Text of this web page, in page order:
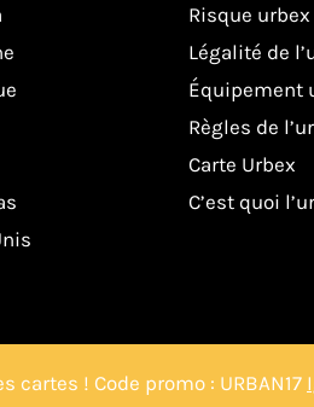
cartes ! Code promo : URBAN17
Risque urbex
Légalité de
Équipement
Règles de
Carte Urbex
C’est quoi